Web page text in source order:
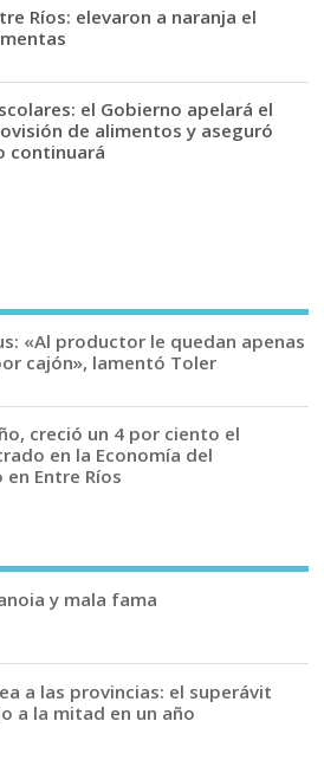
Ríos: elevaron a naranja el
el Gobierno apelará el
de alimentos y aseguró
continuará
«Al productor le quedan apenas
cajón», lamentó Toler
creció un 4 por ciento el
en la Economía del
Entre Ríos
y mala fama
a las provincias: el superávit
a la mitad en un año